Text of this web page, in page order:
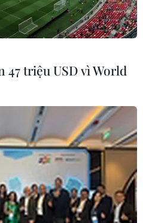
'Sáng mãi
Cụ Hồ'
ba phần “Vì Tổ quốc
Nam thành đồng Tổ quốc”
hiếu với dân” giới thiệu
47 triệu USD vì World